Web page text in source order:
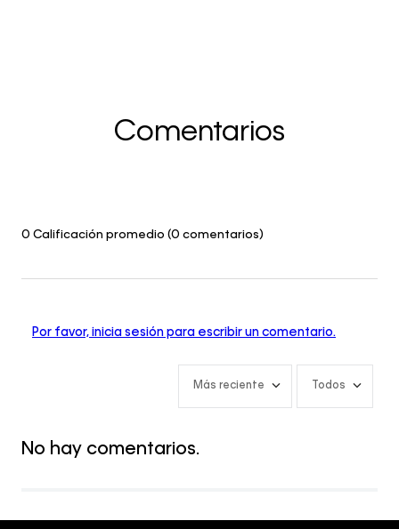
Comentarios
0 Calificación promedio (0 comentarios)
Por favor, inicia sesión para escribir un comentario.
Más reciente Todos
No hay comentarios.